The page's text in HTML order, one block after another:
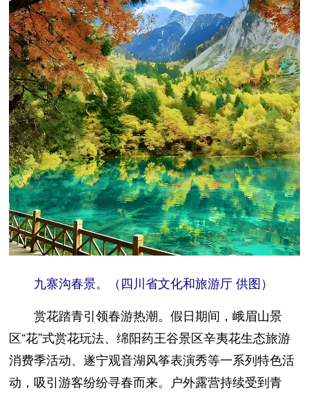
九寨沟春景。（四川省文化和旅游厅 供图）
赏花踏青引领春游热潮。假日期间，峨眉山景
区“花”式赏花玩法、绵阳药王谷景区辛夷花生态旅游
消费季活动、遂宁观音湖风筝表演秀等一系列特色活
动，吸引游客纷纷寻春而来。户外露营持续受到青